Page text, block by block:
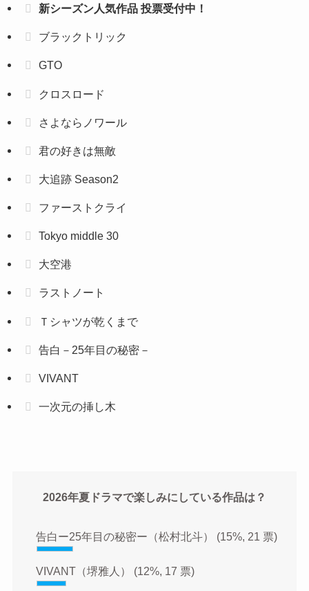
新シーズン人気作品 投票受付中！
ブラックトリック
GTO
クロスロード
さよならノワール
君の好きは無敵
大追跡 Season2
ファーストクライ
Tokyo middle 30
大空港
ラストノート
Ｔシャツが乾くまで
告白－25年目の秘密－
VIVANT
一次元の挿し木
2026年夏ドラマで楽しみにしている作品は？
告白ー25年目の秘密ー（松村北斗） (15%, 21 票)
VIVANT（堺雅人） (12%, 17 票)